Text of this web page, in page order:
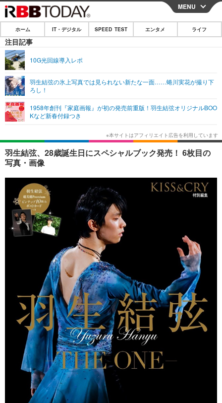
CLOSE
ホーム
IT・デジタル
ショッピング その他
SPEED TEST
エンタメ
エンタメTOP
韓国・芸能
音楽 スポーツ
ショッピング その他
ライフ
ライフTOP グルメ
ペット ショッピング
その他
リリース一覧
プッシュ通知の停止方法
MENU
ホーム IT・デジタル SPEED TEST エンタメ ライフ
注目記事
10G光回線導入レポ
羽生結弦の氷上写真では見られない新たな一面……蜷川実花が撮り下
ろし！
1958年創刊『家庭画報』が初の発売前重版！羽生結弦オリジナルBOO
Kなど新春付録つき
羽生結弦、28歳誕生日にスペシャルブック発売！ 6枚目の
写真・画像